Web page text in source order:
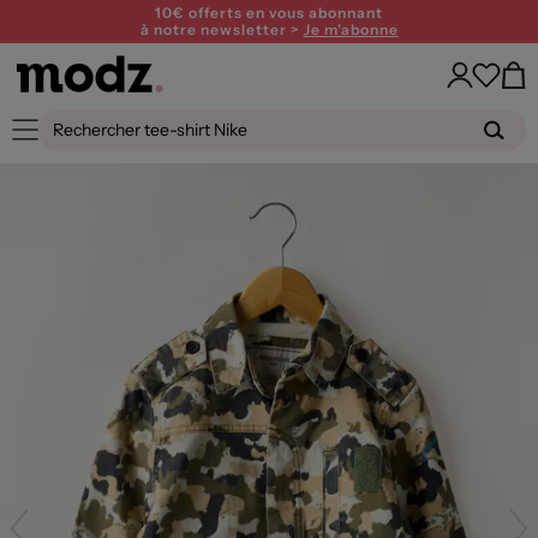
10€ offerts en vous abonnant
à notre newsletter > Je m'abonne